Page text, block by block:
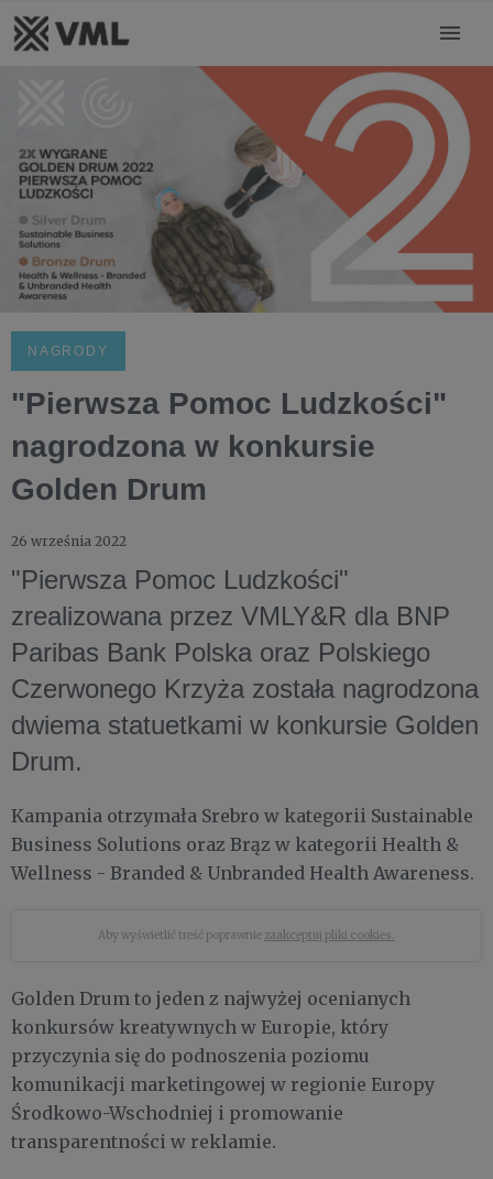
NAGRODY
"Pierwsza Pomoc Ludzkości"
nagrodzona w konkursie
Golden Drum
26 września 2022
"Pierwsza Pomoc Ludzkości"
zrealizowana przez VMLY&R dla BNP
Paribas Bank Polska oraz Polskiego
Czerwonego Krzyża została nagrodzona
dwiema statuetkami w konkursie Golden
Drum.
Kampania otrzymała Srebro w kategorii Sustainable
Business Solutions oraz Brąz w kategorii Health &
Wellness - Branded & Unbranded Health Awareness.
Aby wyświetlić treść poprawnie zaakceptuj pliki cookies.
Golden Drum to jeden z najwyżej ocenianych
konkursów kreatywnych w Europie, który
przyczynia się do podnoszenia poziomu
komunikacji marketingowej w regionie Europy
Środkowo-Wschodniej i promowanie
transparentności w reklamie.